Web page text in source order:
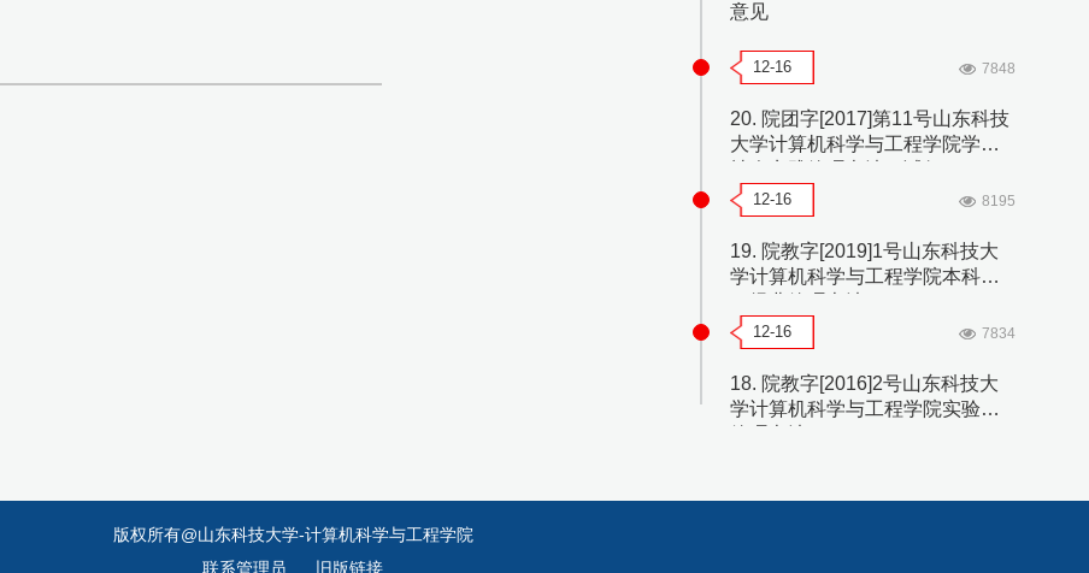
意见
12-16 7848
20. 院团字[2017]第11号山东科技
大学计算机科学与工程学院学生
12-16 8195
19. 院教字[2019]1号山东科技大
学计算机科学与工程学院本科实
12-16 7834
18. 院教字[2016]2号山东科技大
学计算机科学与工程学院实验室
版权所有@山东科技大学-计算机科学与工程学院
联系管理员
旧版链接